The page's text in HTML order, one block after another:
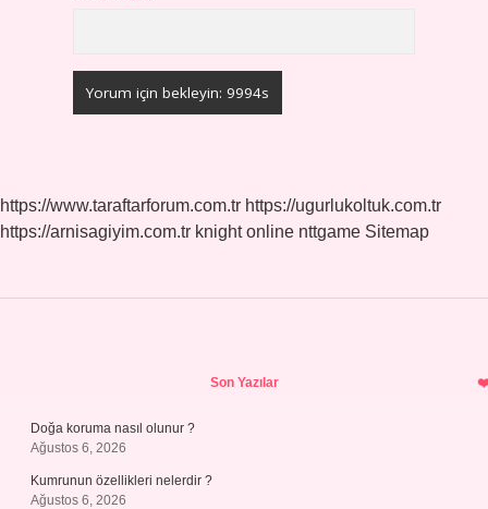
https://www.taraftarforum.com.tr https://ugurlukoltuk.com.tr
https://arnisagiyim.com.tr knight online nttgame Sitemap
Son Yazılar
Doğa koruma nasıl olunur ?
Ağustos 6, 2026
Kumrunun özellikleri nelerdir ?
Ağustos 6, 2026